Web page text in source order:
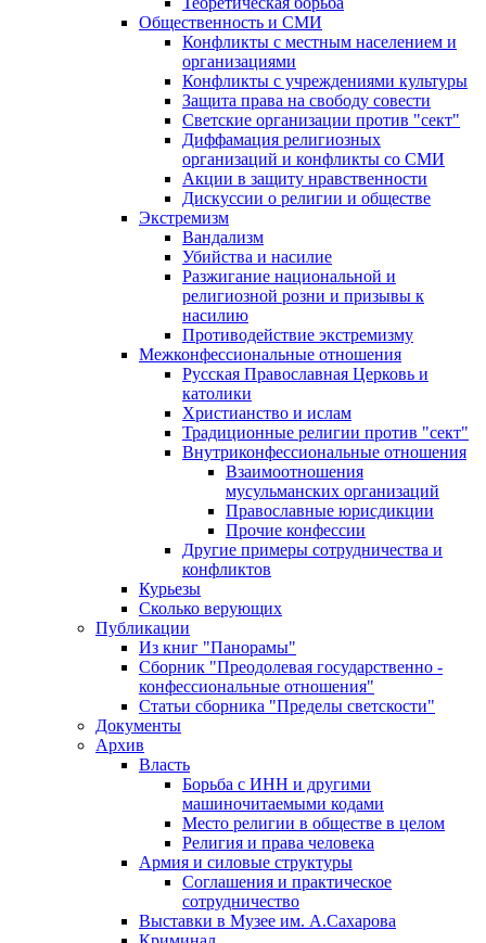
Общественность и СМИ
Конфликты с местным населением и
организациями
Конфликты с учреждениями культуры
Защита права на свободу совести
Светские организации против "сект"
Диффамация религиозных
организаций и конфликты со СМИ
Акции в защиту нравственности
Дискуссии о религии и обществе
Экстремизм
Вандализм
Убийства и насилие
Разжигание национальной и
религиозной розни и призывы к
насилию
Противодействие экстремизму
Межконфессиональные отношения
Русская Православная Церковь и
католики
Христианство и ислам
Традиционные религии против "сект"
Внутриконфессиональные отношения
Взаимоотношения
мусульманских организаций
Православные юрисдикции
Прочие конфессии
Другие примеры сотрудничества и
конфликтов
Курьезы
Сколько верующих
Публикации
Из книг "Панорамы"
Сборник "Преодолевая государственно -
конфессиональные отношения"
Статьи сборника "Пределы светскости"
Документы
Архив
Власть
Борьба с ИНН и другими
машиночитаемыми кодами
Место религии в обществе в целом
Религия и права человека
Армия и силовые структуры
Соглашения и практическое
сотрудничество
Выставки в Музее им. А.Сахарова